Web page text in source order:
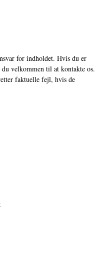
for indholdet. Hvis du er
velkommen til at kontakte os.
faktuelle fejl, hvis de